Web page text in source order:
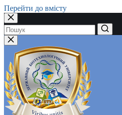
Перейти до вмісту
Немає
результатів